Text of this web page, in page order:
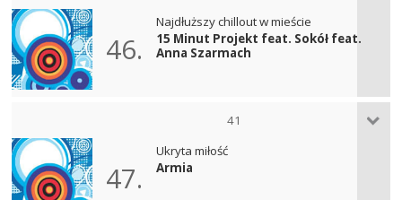
46.
Najdłuższy chillout w mieście
15 Minut Projekt feat. Sokół feat.
Anna Szarmach
41
47.
Ukryta miłość
Armia